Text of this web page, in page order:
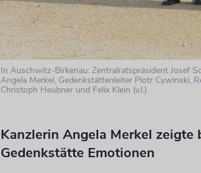
In Auschwitz-Birkenau: Zentralratspräsident Josef
Angela Merkel, Gedenkstättenleiter Piotr Cywinski,
Christoph Heubner und Felix Klein (v.l.)
Kanzlerin Angela Merkel zeigte
Gedenkstätte Emotionen